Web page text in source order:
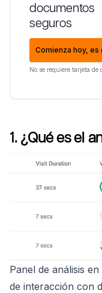
documentos
seguros
Comienza hoy, es
No se requiere tarjeta de
1. ¿Qué es el
Panel de análisis
de interacción con